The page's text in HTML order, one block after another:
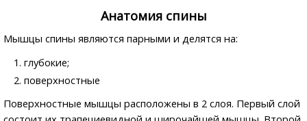
Анатомия спины
Мышцы спины являются парными и делятся на:
глубокие;
поверхностные
Поверхностные мышцы расположены в 2 слоя. Первый слой